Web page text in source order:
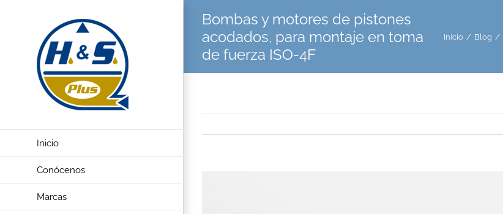
Inicio
Conócenos
Marcas
Bombas y motores de pistones
acodados, para montaje en toma
de fuerza ISO-4F
Inicio / Blog /